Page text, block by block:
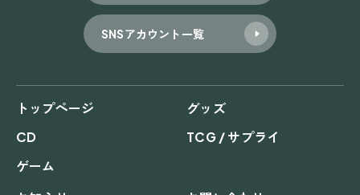
SNSアカウント一覧
トップページ
グッズ
CD
TCG / サプライ
ゲーム